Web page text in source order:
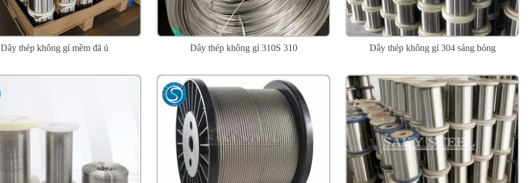
Dây thép không gỉ mềm đã ủ Dây thép không gỉ 310S 310 Dây thép không gỉ 304 sáng bóng